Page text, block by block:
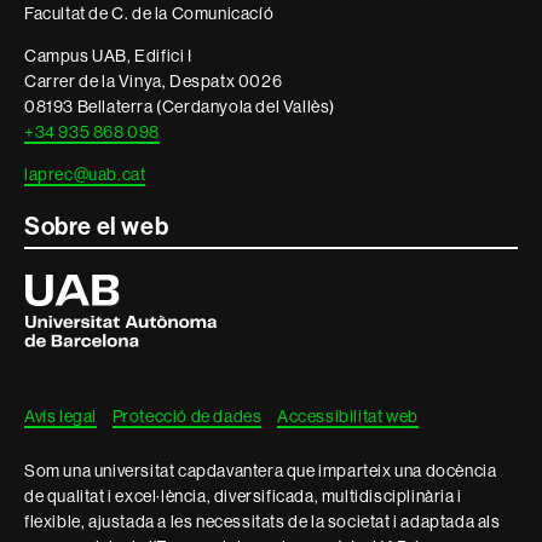
Facultat de C. de la Comunicacíó
Campus UAB, Edifici I
Carrer de la Vinya, Despatx 0026
08193 Bellaterra (Cerdanyola del Vallès)
+34 935 868 098
laprec@uab.cat
Sobre el web
Universitat
Autònoma
de
Barcelona
Avís legal Protecció de dades Accessibilitat web
Som una universitat capdavantera que imparteix una docència
de qualitat i excel·lència, diversificada, multidisciplinària i
flexible, ajustada a les necessitats de la societat i adaptada als